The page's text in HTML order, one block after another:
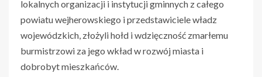
lokalnych organizacji i instytucji gminnych z całego
powiatu wejherowskiego i przedstawiciele władz
wojewódzkich, złożyli hołd i wdzięczność zmarłemu
burmistrzowi za jego wkład w rozwój miasta i
dobrobyt mieszkańców.